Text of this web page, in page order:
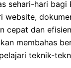
sehari-hari
website,
cepat dan
membahas
teknik-